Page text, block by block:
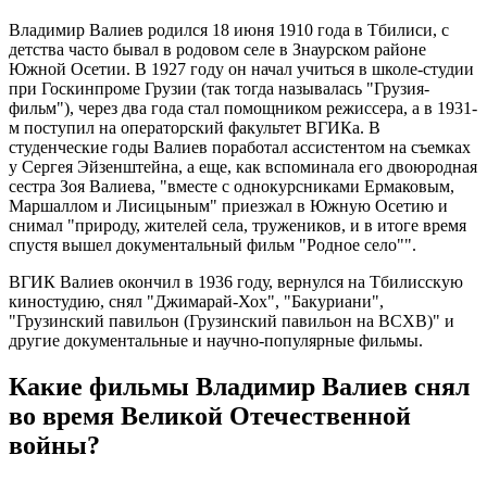
Владимир Валиев родился 18 июня 1910 года в Тбилиси, с
детства часто бывал в родовом селе в Знаурском районе
Южной Осетии. В 1927 году он начал учиться в школе-студии
при Госкинпроме Грузии (так тогда называлась "Грузия-
фильм"), через два года стал помощником режиссера, а в 1931-
м поступил на операторский факультет ВГИКа. В
студенческие годы Валиев поработал ассистентом на съемках
у Сергея Эйзенштейна, а еще, как вспоминала его двоюродная
сестра Зоя Валиева, "вместе с однокурсниками Ермаковым,
Маршаллом и Лисицыным" приезжал в Южную Осетию и
снимал "природу, жителей села, тружеников, и в итоге время
спустя вышел документальный фильм "Родное село"".
ВГИК Валиев окончил в 1936 году, вернулся на Тбилисскую
киностудию, снял "Джимарай-Хох", "Бакуриани",
"Грузинский павильон (Грузинский павильон на ВСХВ)" и
другие документальные и научно-популярные фильмы.
Какие фильмы Владимир Валиев снял
во время Великой Отечественной
войны?